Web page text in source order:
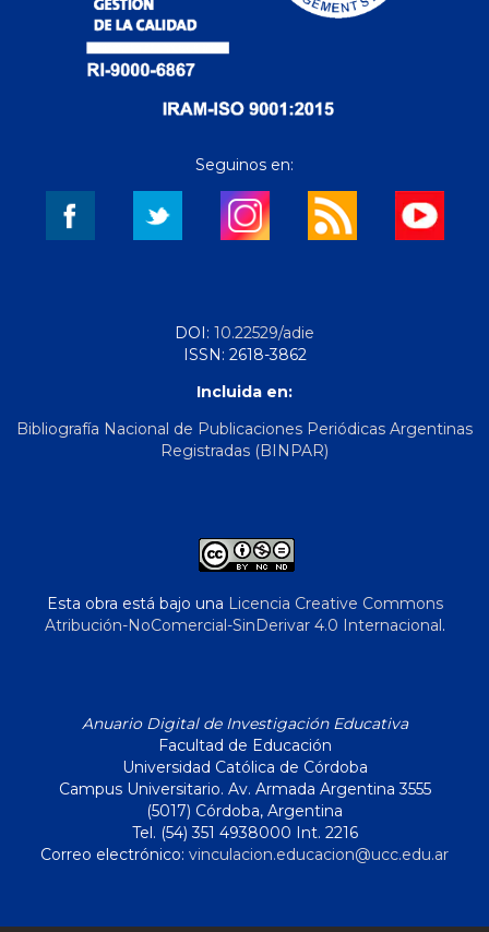
Seguinos en:
DOI: 10.22529/adie
ISSN: 2618-3862
Incluida en:
Bibliografía Nacional de Publicaciones Periódicas Argentinas
Registradas (BINPAR)
Esta obra está bajo una Licencia Creative Commons
Atribución-NoComercial-SinDerivar 4.0 Internacional.
Anuario Digital de Investigación Educativa
Facultad de Educación
Universidad Católica de Córdoba
Campus Universitario. Av. Armada Argentina 3555
(5017) Córdoba, Argentina
Tel. (54) 351 4938000 Int. 2216
Correo electrónico: vinculacion.educacion@ucc.edu.ar